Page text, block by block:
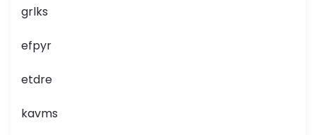
grlks
efpyr
etdre
kavms